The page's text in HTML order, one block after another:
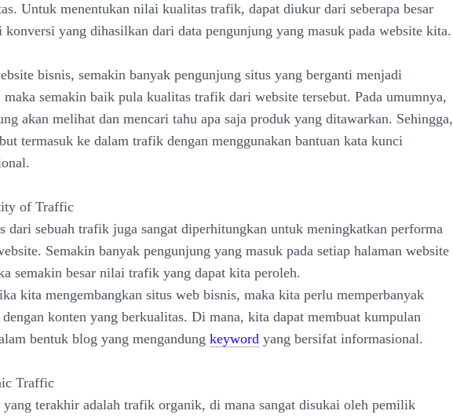
Untuk menentukan nilai kualitas trafik, dapat diukur dari seberapa besar
yang dihasilkan dari data pengunjung yang masuk pada website kita.
bisnis, semakin banyak pengunjung situs yang berganti menjadi
maka semakin baik pula kualitas trafik dari website tersebut. Pada umumnya,
akan melihat dan mencari tahu apa saja produk yang ditawarkan. Sehingga,
termasuk ke dalam trafik dengan menggunakan bantuan kata kunci
of Traffic
dari sebuah trafik juga sangat diperhitungkan untuk meningkatkan performa
Semakin banyak pengunjung yang masuk pada setiap halaman website
semakin besar nilai trafik yang dapat kita peroleh.
kita mengembangkan situs web bisnis, maka kita perlu memperbanyak
dengan konten yang berkualitas. Di mana, kita dapat membuat kumpulan
bentuk blog yang mengandung keyword yang bersifat informasional.
Traffic
yang terakhir adalah trafik organik, di mana sangat disukai oleh pemilik